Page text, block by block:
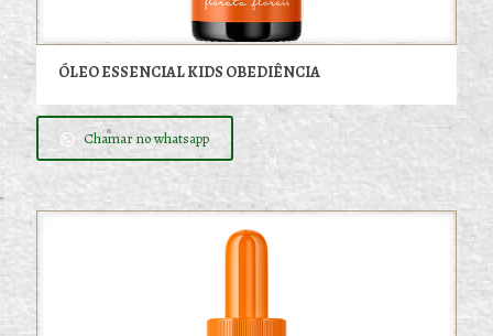
ÓLEO ESSENCIAL KIDS OBEDIÊNCIA
Chamar no whatsapp